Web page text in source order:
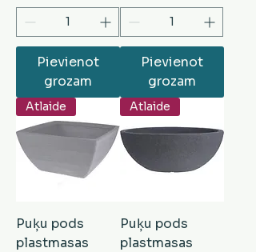
Pievienot
grozam
Pievienot
grozam
Atlaide
Puķu pods
plastmasas
Atlaide
Puķu pods
plastmasas